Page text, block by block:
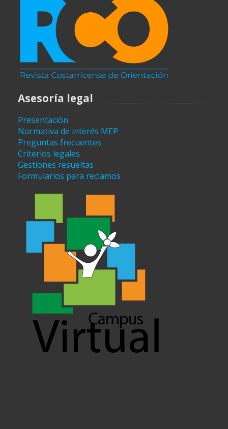
Asesoría legal
Presentación
Normativa de interés MEP
Preguntas frecuentes
Criterios legales
Gestiones resueltas
Formularios para reclamos